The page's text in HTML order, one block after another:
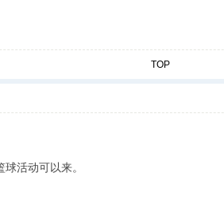
TOP
活动可以来。